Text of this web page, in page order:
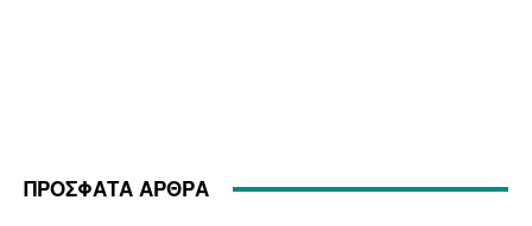
ΠΡΟΣΦΑΤΑ ΑΡΘΡΑ